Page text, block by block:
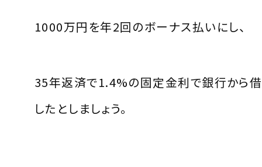
1000万円を年2回のボーナス払いにし、
35年返済で1.4%の固定金利で銀行から
したとしましょう。